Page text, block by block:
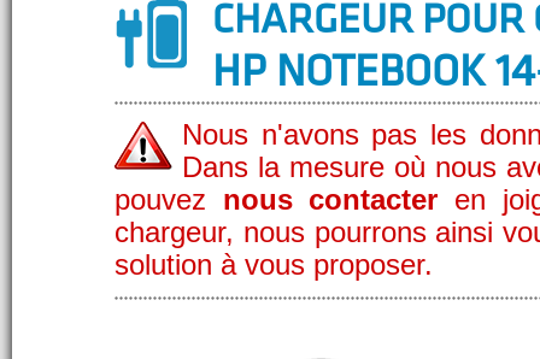
CHARGEUR
HP NOTEBOOK
Nous n'avons pas les
Dans la mesure où nous
pouvez nous contacter en
chargeur, nous pourrons ainsi
solution à vous proposer.